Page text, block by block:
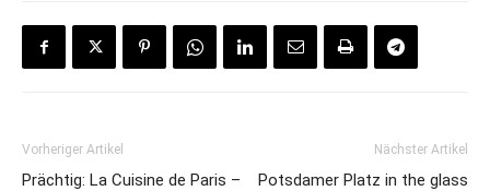
Vorheriger Artikel
Prächtig: La Cuisine de Paris –
Nächster Artikel
Potsdamer Platz in the glass